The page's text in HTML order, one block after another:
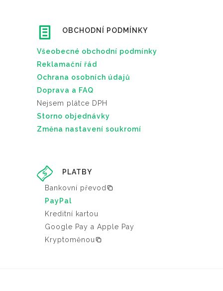
OBCHODNÍ PODMÍNKY
Všeobecné obchodní podmínky
Reklamační řád
Ochrana osobních údajů
Doprava a FAQ
Nejsem plátce DPH
Storno objednávky
Změna nastavení soukromí
PLATBY
Bankovní převod
PayPal
Kreditní kartou
Google Pay a Apple Pay
Kryptoměnou